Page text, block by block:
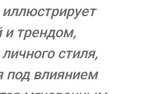
трендом,
стиля,
под влиянием